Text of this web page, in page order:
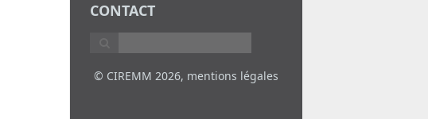
CONTACT
© CIREMM 2026, mentions légales